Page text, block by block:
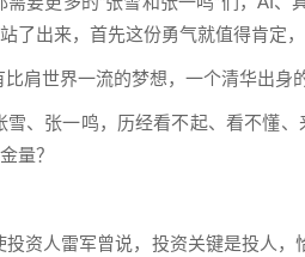
了出来，首先这份勇气就值得肯定
肩世界一流的梦想，一个清华出身
、张一鸣，历经看不起、看不懂
量？
资人雷军曾说，投资关键是投人